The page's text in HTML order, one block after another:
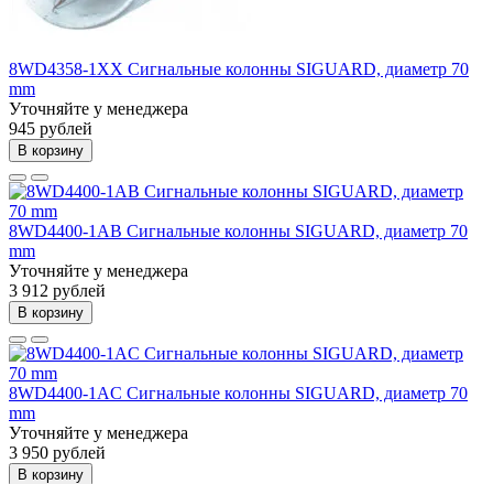
8WD4358-1XX Сигнальные колонны SIGUARD, диаметр 70
mm
Уточняйте у менеджера
945 рублей
В корзину
8WD4400-1AB Сигнальные колонны SIGUARD, диаметр 70
mm
Уточняйте у менеджера
3 912 рублей
В корзину
8WD4400-1AC Сигнальные колонны SIGUARD, диаметр 70
mm
Уточняйте у менеджера
3 950 рублей
В корзину